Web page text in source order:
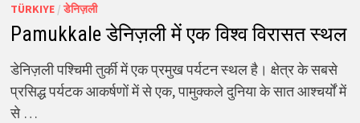
TÜRKIYE/डेनिज़ली
Pamukkale डेनिज़ली में एक विश्व विरासत स्थल
डेनिज़ली पश्चिमी तुर्की में एक प्रमुख पर्यटन स्थल है। क्षेत्र के सबसे
प्रसिद्ध पर्यटक आकर्षणों में से एक, पामुक्कले दुनिया के सात आश्चर्यों में
से …